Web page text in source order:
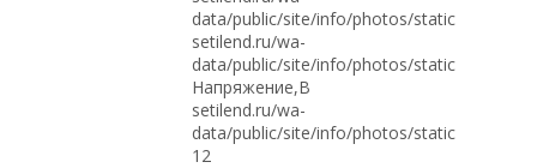
data/public/site/info/photos/static
setilend.ru/wa-
data/public/site/info/photos/static
Напряжение,В
setilend.ru/wa-
data/public/site/info/photos/static
12